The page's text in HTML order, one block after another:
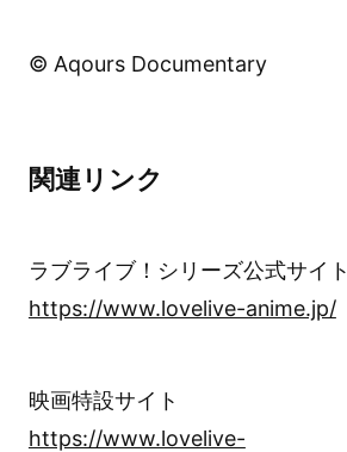
© Aqours Documentary
関連リンク
ラブライブ！シリーズ公式サイト
https://www.lovelive-anime.jp/
映画特設サイト
https://www.lovelive-